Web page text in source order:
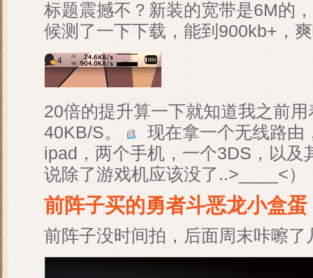
标题震撼不？新装的宽带是6M的
候测了一下下载，能到900kb+，
20倍的提升算一下就知道我之前
40KB/S。
现在拿一个无线路由
ipad，两个手机，一个3DS，以及
说除了游戏机应该没了..>____<）
前阵子买的勇者斗恶龙小盒蛋
前阵子没时间拍，后面周末咔嚓